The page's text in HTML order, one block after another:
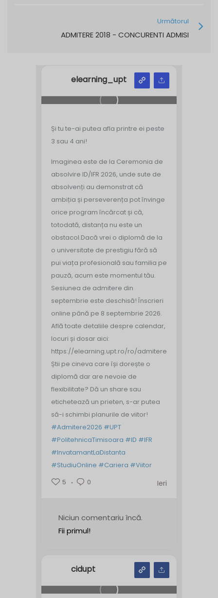
Următorul
ADMITERE 2018 - CONCURENTI ADMISI
elearning_upt
Și tu te-ai putea afla printre ei peste
3 sau 4 ani!
Imaginea este de la Ceremonia de
absolvire ID/IFR 2026, unde sute de
absolvenți au demonstrat că
ambiția și perseverența pot învinge
orice program încărcat și că,
totodată, distanța nu este un
obstacol.Dacă vrei o diplomă de la
o universitate de prestigiu fără să
pui viața profesională sau familia pe
pauză, acum este momentul tău.
Sesiunea de admitere din
septembrie este deschisă! Înscrieri
online până pe 8 septembrie 2026.
Află toate detaliile despre calendar,
locuri și dosar aici:
https://elearning.upt.ro/ro/admitere/
Știi pe cineva care își dorește o
diplomă dar are nevoie de
flexibilitate? Dă un share sau
etichetează un prieten, s-ar putea
să-i schimbi planurile de viitor!
#Admitere2026 #UPT
#PolitehnicaTimisoara #ID #IFR
#InvatamantLaDistanta
#StudiuOnline #Cariera #Viitor
5
0 Ieri
Niciun comentariu încă.
Fii primul!
cidupt